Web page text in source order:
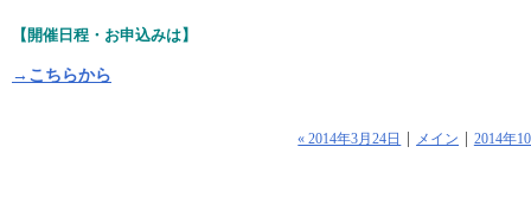
【開催日程・お申込みは】
→こちらから
« 2014年3月24日 メイン 2014年